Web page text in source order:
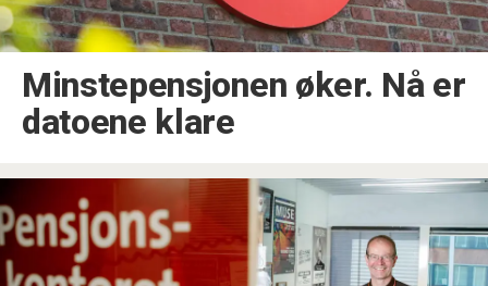
Minstepensjonen øker. Nå er
datoene klare